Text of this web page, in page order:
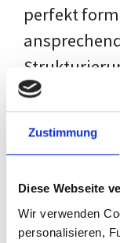
Zustimmung
Diese Webseite
Wir verwenden
personalisieren,
perfekt
wie der
eigene
Schulung
deiner
anstatt eine